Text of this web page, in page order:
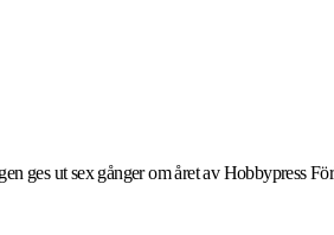
ges ut sex gånger om året av Hobbypress